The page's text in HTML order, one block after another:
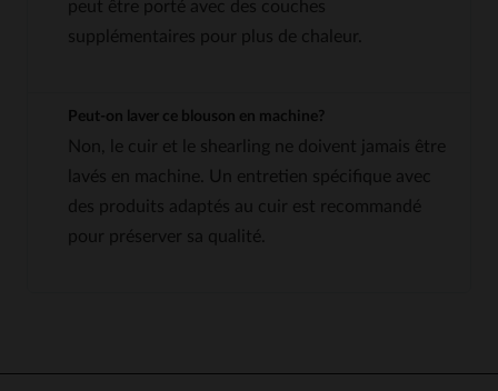
peut être porté avec des couches
supplémentaires pour plus de chaleur.
Peut-on laver ce blouson en machine?
Non, le cuir et le shearling ne doivent jamais être
lavés en machine. Un entretien spécifique avec
des produits adaptés au cuir est recommandé
pour préserver sa qualité.